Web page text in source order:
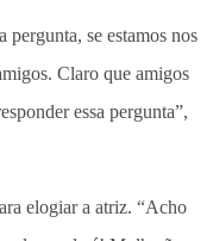
pergunta, se estamos nos
Claro que amigos
essa pergunta”,
elogiar a atriz. “Acho